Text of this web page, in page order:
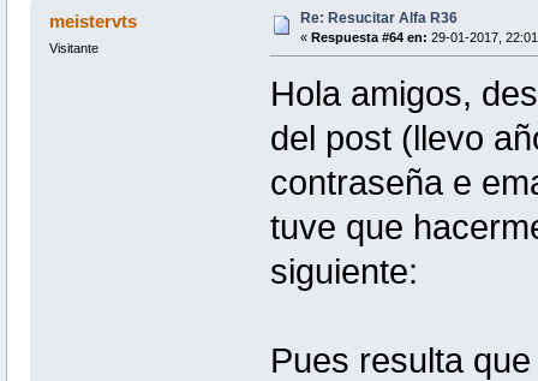
meistervts
Visitante
Re: Resucitar Alfa R36
« Respuesta #64 en: 29-01-2017,
Hola amigos,
del post (llevo
contraseña e
tuve que
siguiente:
Pues resulta